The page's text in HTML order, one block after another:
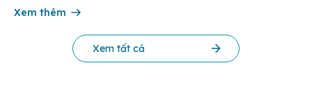
cứu Phát triển Doanh nghiệp Châu Á […]
Xem thêm
Xem tất cả